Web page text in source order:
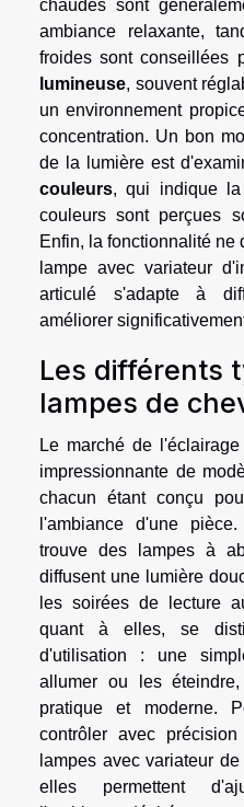
chaudes sont
ambiance relaxante,
froides sont conseillées
lumineuse, souvent
un environnement
concentration. Un bon
de la lumière est
couleurs, qui indique
couleurs sont perçues
Enfin, la fonctionnalité ne
lampe avec variateur
articulé s'adapte à
améliorer
Les différents
lampes de
Le marché de
impressionnante de
chacun étant conçu
l'ambiance d'une
trouve des lampes à
diffusent une lumière
les soirées de lecture
quant à elles, se
d'utilisation : une
allumer ou les
pratique et moderne.
contrôler avec
lampes avec variateur
elles permettent